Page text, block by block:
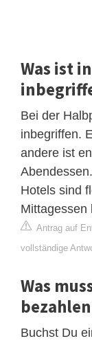
Was ist
Bei der
inbegriffen.
andere ist
Hotels sind
Mittagessen
Antrag auf
vollständige
Was
Buchst Du